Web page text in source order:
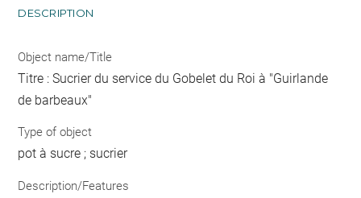
DESCRIPTION
Object name/Title
Titre : Sucrier du service du Gobelet du Roi à "Guirlande
de barbeaux"
Type of object
pot à sucre ; sucrier
Description/Features